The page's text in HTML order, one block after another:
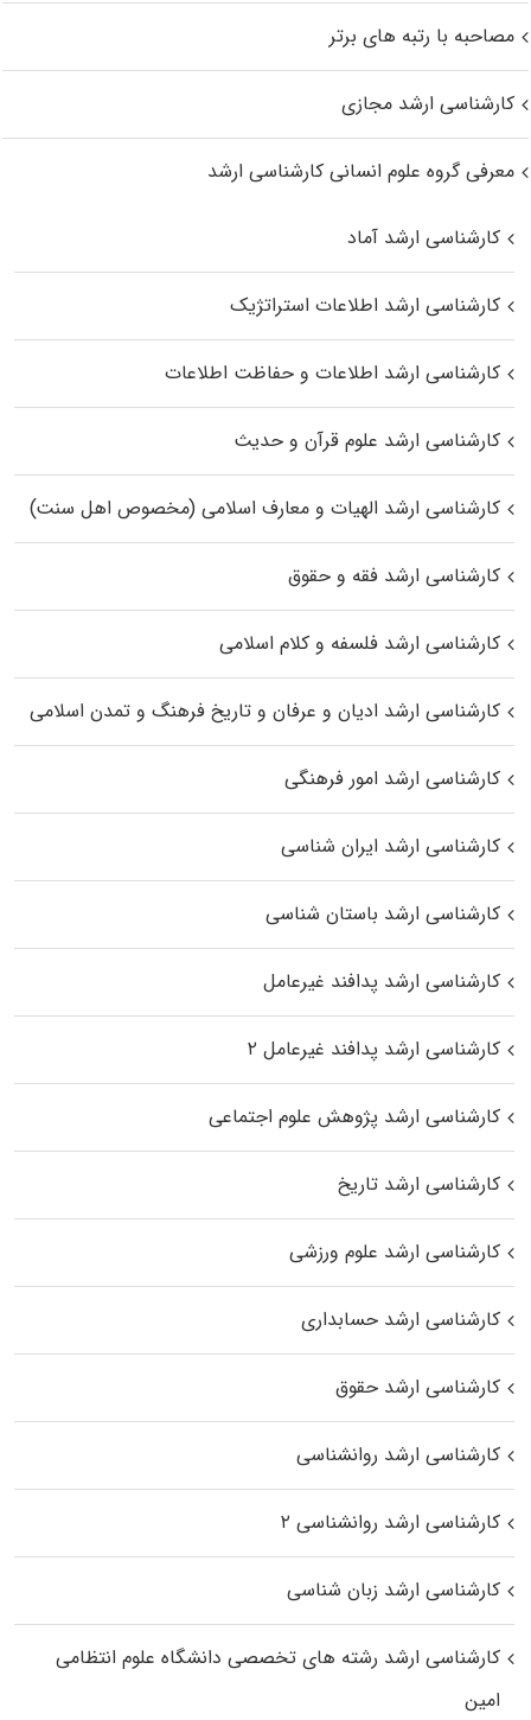
مصاحبه با رتبه های برتر
کارشناسی ارشد مجازی
معرفی گروه علوم انسانی کارشناسی ارشد
کارشناسی ارشد آماد
کارشناسی ارشد اطلاعات استراتژیک
کارشناسی ارشد اطلاعات و حفاظت اطلاعات
کارشناسی ارشد علوم قرآن و حدیث
کارشناسی ارشد الهیات و معارف اسلامی (مخصوص اهل سنت)
کارشناسی ارشد فقه و حقوق
کارشناسی ارشد فلسفه و کلام اسلامی
کارشناسی ارشد ادیان و عرفان و تاریخ فرهنگ و تمدن اسلامی
کارشناسی ارشد امور فرهنگی
کارشناسی ارشد ایران شناسی
کارشناسی ارشد باستان شناسی
کارشناسی ارشد پدافند غیرعامل
کارشناسی ارشد پدافند غیرعامل ۲
کارشناسی ارشد پژوهش علوم اجتماعی
کارشناسی ارشد تاریخ
کارشناسی ارشد علوم ورزشی
کارشناسی ارشد حسابداری
کارشناسی ارشد حقوق
کارشناسی ارشد روانشناسی
کارشناسی ارشد روانشناسی ۲
کارشناسی ارشد زبان شناسی
کارشناسی ارشد رﺷﺘﻪ ﻫﺎی تخصصی داﻧﺸﮕﺎه ﻋﻠﻮم انتظامی
اﻣﻴﻦ